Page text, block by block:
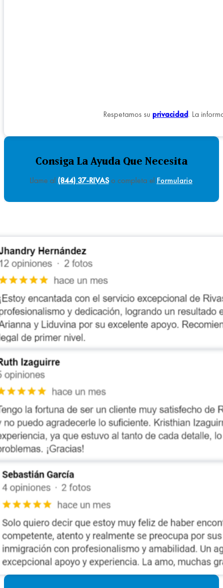
Respetamos su privacidad. La
Consiga La Ayuda Que Necesita
Llame al (844) 37-RIVASo completa el Formulario.